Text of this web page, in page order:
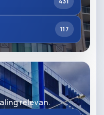
117
relevan.